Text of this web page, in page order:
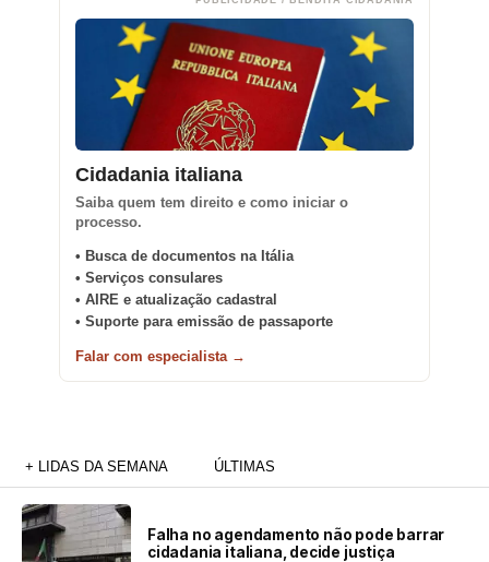
Cidadania italiana
Saiba quem tem direito e como iniciar o
processo.
• Busca de documentos na Itália
• Serviços consulares
• AIRE e atualização cadastral
• Suporte para emissão de passaporte
Falar com especialista →
+ LIDAS DA SEMANA ÚLTIMAS
Falha no agendamento não pode barrar
cidadania italiana, decide justiça